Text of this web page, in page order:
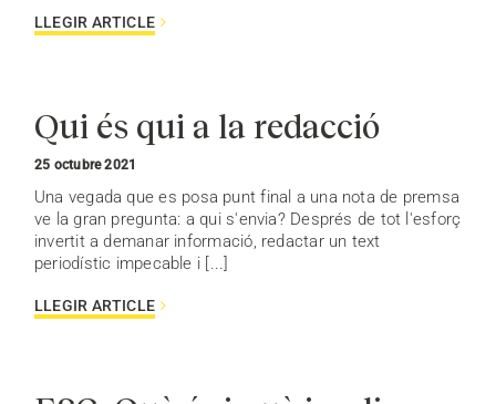
LLEGIR ARTICLE
Qui és qui a la redacció
25 octubre 2021
Una vegada que es posa punt final a una nota de premsa
ve la gran pregunta: a qui s'envia? Després de tot l'esforç
invertit a demanar informació, redactar un text
periodístic impecable i [...]
LLEGIR ARTICLE